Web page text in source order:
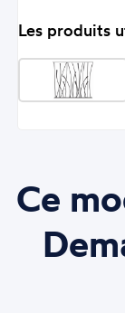
Les produits
Ce